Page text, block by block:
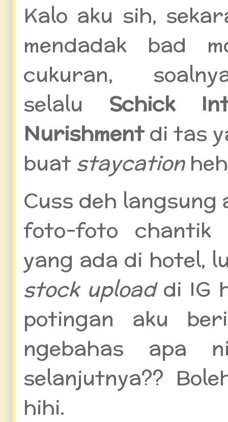
Kalo aku sih,
mendadak bad
cukuran,
selalu Schick
Nurishmentdi tas
buatstaycation
Cuss deh
foto-foto chantik
yang ada di hotel,
stock uploaddi IG
potingan aku
ngebahas
selanjutnya??
hihi.